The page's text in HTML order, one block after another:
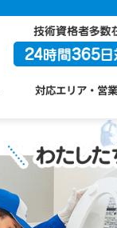
対応エリア・営